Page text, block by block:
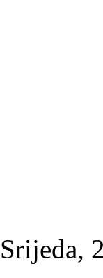
Srijeda,